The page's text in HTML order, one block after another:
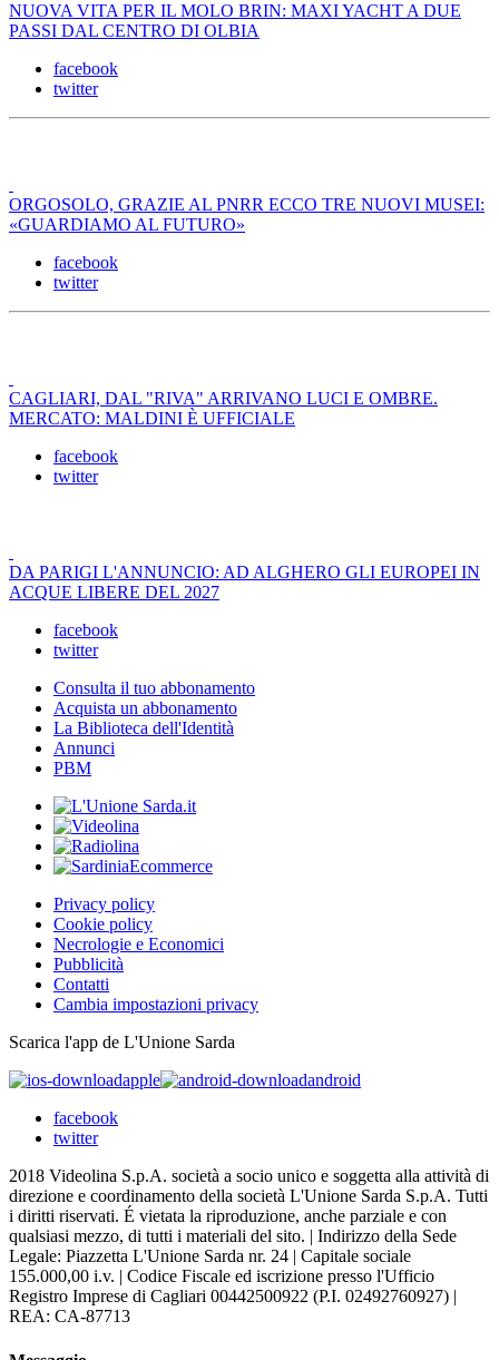
NUOVA VITA PER IL MOLO BRIN: MAXI YACHT A DUE
PASSI DAL CENTRO DI OLBIA
facebook
twitter
ORGOSOLO, GRAZIE AL PNRR ECCO TRE NUOVI MUSEI:
«GUARDIAMO AL FUTURO»
facebook
twitter
CAGLIARI, DAL "RIVA" ARRIVANO LUCI E OMBRE.
MERCATO: MALDINI È UFFICIALE
facebook
twitter
DA PARIGI L'ANNUNCIO: AD ALGHERO GLI EUROPEI IN
ACQUE LIBERE DEL 2027
facebook
twitter
Consulta il tuo abbonamento
Acquista un abbonamento
La Biblioteca dell'Identità
Annunci
PBM
Privacy policy
Cookie policy
Necrologie e Economici
Pubblicità
Contatti
Cambia impostazioni privacy
Scarica l'app de L'Unione Sarda
apple
android
facebook
twitter
2018 Videolina S.p.A. società a socio unico e soggetta alla attività di
direzione e coordinamento della società L'Unione Sarda S.p.A. Tutti
i diritti riservati. É vietata la riproduzione, anche parziale e con
qualsiasi mezzo, di tutti i materiali del sito. | Indirizzo della Sede
Legale: Piazzetta L'Unione Sarda nr. 24 | Capitale sociale
155.000,00 i.v. | Codice Fiscale ed iscrizione presso l'Ufficio
Registro Imprese di Cagliari 00442500922 (P.I. 02492760927) |
REA: CA-87713